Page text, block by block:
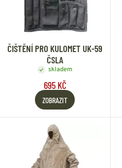
ČIŠTĚNÍ PRO KULOMET UK-59
ČSLA
skladem
695 KČ
ZOBRAZIT